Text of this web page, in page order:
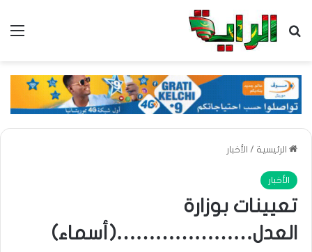
بحث عن
الرئيسية / الأخبار
الأخبار
تعيينات بوزارة
العدل…………………(أسماء)